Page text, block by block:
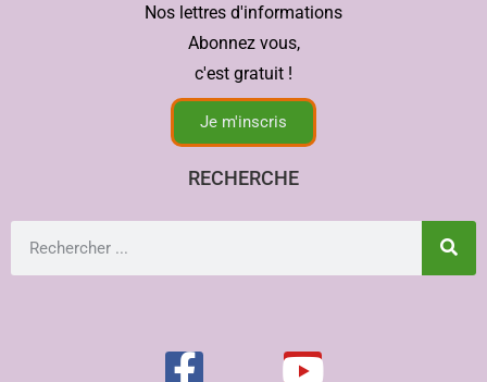
Nos lettres d'informations
Abonnez vous,
c'est gratuit !
Je m'inscris
RECHERCHE